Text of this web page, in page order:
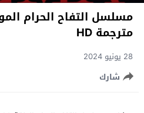
مترجمة HD
28 يونيو 2024
شارك